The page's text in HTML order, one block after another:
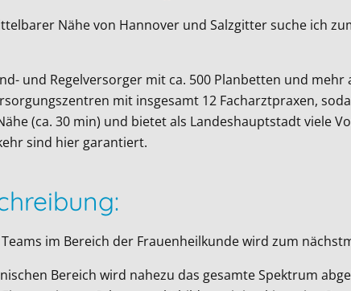
Nähe von Hannover und Salzgitter suche ich
und Regelversorger mit ca. 500 Planbetten und
mit insgesamt 12 Facharztpraxen,
(ca. 30 min) und bietet als Landeshauptstadt viele
sind hier garantiert.
im Bereich der Frauenheilkunde wird zum
Bereich wird nahezu das gesamte Spektrum